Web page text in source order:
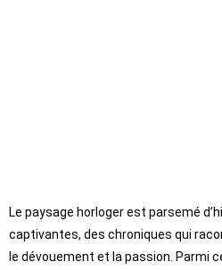
Le paysage horloger est parsemé
captivantes, des chroniques qui
le dévouement et la passion. Parmi